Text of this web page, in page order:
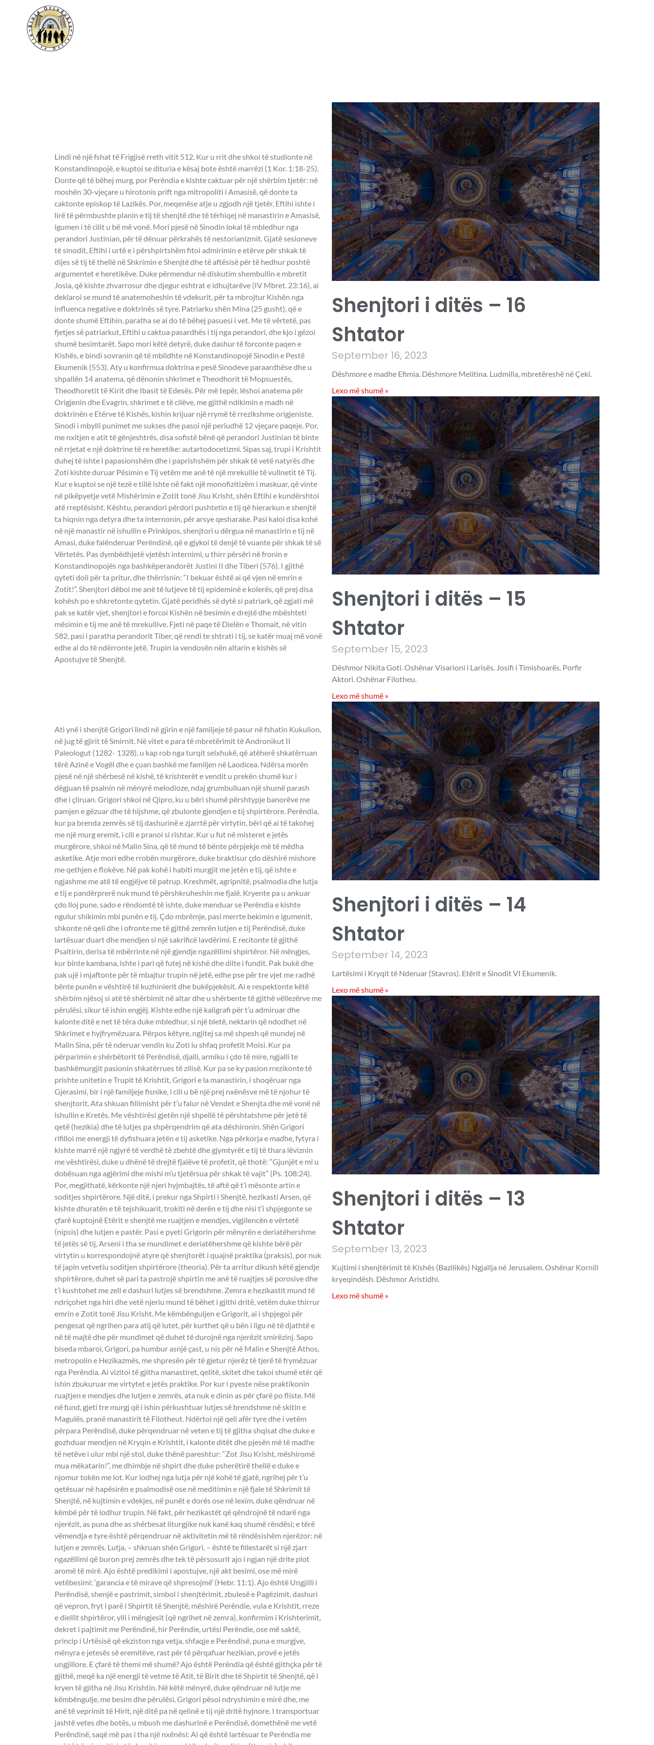
Lindi në një fshat të Frigjisë rreth vitit 512. Kur u rrit dhe shkoi të studionte në
Konstandinopojë, e kuptoi se dituria e kësaj bote është marrëzi (1 Kor. 1:18-25).
Donte që të bëhej murg, por Perëndia e kishte caktuar për një shërbim tjetër: në
moshën 30-vjeçare u hirotonis prift nga mitropoliti i Amasisë, që donte ta
caktonte episkop të Lazikës. Por, meqenëse atje u zgjodh një tjetër, Eftihi ishte i
lirë të përmbushte planin e tij të shenjtë dhe të tërhiqej në manastirin e Amasisë,
igumen i të cilit u bë më vonë. Mori pjesë në Sinodin lokal të mbledhur nga
perandori Justinian, për të dënuar përkrahës të nestorianizmit. Gjatë sesioneve
të sinodit, Eftihi i urtë e i përshpirtshëm fitoi admirimin e etërve për shkak të
dijes së tij të thellë në Shkrimin e Shenjtë dhe të aftësisë për të hedhur poshtë
argumentet e heretikëve. Duke përmendur në diskutim shembullin e mbretit
Josia, që kishte zhvarrosur dhe djegur eshtrat e idhujtarëve (IV Mbret. 23:16), ai
deklaroi se mund të anatemoheshin të vdekurit, për ta mbrojtur Kishën nga
influenca negative e doktrinës së tyre. Patriarku shën Mina (25 gusht), që e
donte shumë Eftihin, paratha se ai do të bëhej pasuesi i vet. Me të vërtetë, pas
fjetjes së patriarkut, Eftihi u caktua pasardhës i tij nga perandori, dhe kjo i gëzoi
shumë besimtarët. Sapo mori këtë detyrë, duke dashur të forconte paqen e
Kishës, e bindi sovranin që të mblidhte në Konstandinopojë Sinodin e Pestë
Ekumenik (553). Aty u konfirmua doktrina e pesë Sinodeve paraardhëse dhe u
shpallën 14 anatema, që dënonin shkrimet e Theodhorit të Mopsuestës,
Theodhoretit të Kirit dhe Ibasit të Edesës. Për më tepër, lëshoi anatema për
Origjenin dhe Evagrin, shkrimet e të cilëve, me gjithë ndikimin e madh në
doktrinën e Etërve të Kishës, kishin krijuar një rrymë të rrezikshme origjeniste.
Sinodi i mbylli punimet me sukses dhe pasoi një periudhë 12 vjeçare paqeje. Por,
me nxitjen e atit të gënjeshtrës, disa sofistë bënë që perandori Justinian të binte
në rrjetat e një doktrine të re heretike: autartodocetizmi. Sipas saj, trupi i Krishtit
duhej të ishte i papasionshëm dhe i paprishshëm për shkak të vetë natyrës dhe
Zoti kishte duruar Pësimin e Tij vetëm me anë të një mrekullie të vullnetit të Tij.
Kur e kuptoi se një tezë e tillë ishte në fakt një monofizitizëm i maskuar, që vinte
në pikëpyetje vetë Mishërimin e Zotit tonë Jisu Krisht, shën Eftihi e kundërshtoi
atë rreptësisht. Kështu, perandori përdori pushtetin e tij që hierarkun e shenjtë
ta hiqnin nga detyra dhe ta internonin, për arsye qesharake. Pasi kaloi disa kohë
në një manastir në ishullin e Prinkipos, shenjtori u dërgua në manastirin e tij në
Amasi, duke falënderuar Perëndinë, që e gjykoi të denjë të vuante për shkak të së
Vërtetës. Pas dymbëdhjetë vjetësh internimi, u thirr përsëri në fronin e
Konstandinopojës nga bashkëperandorët Justini II dhe Tiberi (576). I gjithë
qyteti doli për ta pritur, dhe thërrisnin: “I bekuar është ai që vjen në emrin e
Zotit!”. Shenjtori dëboi me anë të lutjeve të tij epideminë e kolerës, që prej disa
kohësh po e shkretonte qytetin. Gjatë peridhës së dytë si patriark, që zgjati më
pak se katër vjet, shenjtori e forcoi Kishën në besimin e drejtë dhe mbështeti
mësimin e tij me anë të mrekullive. Fjeti në paqe të Dielën e Thomait, në vitin
582, pasi i paratha perandorit Tiber, që rendi te shtrati i tij, se katër muaj më vonë
edhe ai do të ndërronte jetë. Trupin ia vendosën nën altarin e kishës së
Apostujve të Shenjtë.
Ati ynë i shenjtë Grigori lindi në gjirin e një familjeje të pasur në fshatin Kukulion, në jug të gjirit të Smirnit. Në vitet e para të mbretërimit të Andronikut II Paleologut (1282- 1328), u kap rob nga turqit selxhukë, që atëherë shkatërruan tërë Azinë e Vogël dhe e çuan bashkë me familjen në Laodicea. Ndërsa morën pjesë në një shërbesë në kishë, të krishterët e vendit u prekën shumë kur i dëgjuan të psalnin në mënyrë melodioze, ndaj grumbulluan një shumë parash dhe i çliruan. Grigori shkoi në Qipro, ku u bëri shumë përshtypje banorëve me pamjen e gëzuar dhe të hijshme, që zbulonte gjendjen e tij shpirtërore. Perëndia, kur pa brenda zemrës së tij dashurinë e zjarrtë për virtytin, bëri që ai të takohej me një murg eremit, i cili e pranoi si rishtar. Kur u fut në misteret e jetës murgërore, shkoi në Malin Sina, që të mund të bënte përpjekje më të mëdha asketike. Atje mori edhe rrobën murgërore, duke braktisur çdo dëshirë mishore me qethjen e flokëve. Në pak kohë i habiti murgjit me jetën e tij, që ishte e ngjashme me atë të engjëjve të patrup. Kreshmët, agripnitë, psalmodia dhe lutja e tij e pandërprerë nuk mund të përshkruheshin me fjalë. Kryente pa u ankuar çdo lloj pune, sado e rëndomtë të ishte, duke menduar se Perëndia e kishte ngulur shikimin mbi punën e tij. Çdo mbrëmje, pasi merrte bekimin e igumenit, shkonte në qeli dhe i ofronte me të gjithë zemrën lutjen e tij Perëndisë, duke lartësuar duart dhe mendjen si një sakrificë lavdërimi. E recitonte të gjithë Psaltirin, derisa të mbërrinte në një gjendje ngazëllimi shpirtëror. Në mëngjes, kur binte kambana, ishte i pari që futej në kishë dhe dilte i fundit. Pak bukë dhe pak ujë i mjaftonte për të mbajtur trupin në jetë, edhe pse për tre vjet me radhë bënte punën e vështirë të kuzhinierit dhe bukëpjekësit. Ai e respektonte këtë shërbim njësoj si atë të shërbimit në altar dhe u shërbente të gjithë vëllezërve me përulësi, sikur të ishin engjëj. Kishte edhe një kaligrafi për t’u admiruar dhe kalonte ditë e net të tëra duke mbledhur, si një bletë, nektarin që ndodhet në Shkrimet e hyjfrymëzuara. Përpos këtyre, ngjitej sa më shpesh që mundej në Malin Sina, për të nderuar vendin ku Zoti iu shfaq profetit Moisi. Kur pa përparimin e shërbëtorit të Perëndisë, djalli, armiku i çdo të mire, ngjalli te bashkëmurgjit pasionin shkatërrues të zilisë. Kur pa se ky pasion rrezikonte të prishte unitetin e Trupit të Krishtit, Grigori e la manastirin, i shoqëruar nga Gjerasimi, bir i një familjeje fisnike, i cili u bë një prej nxënësve më të njohur të shenjtorit. Ata shkuan fillimisht për t’u falur në Vendet e Shenjta dhe më vonë në ishullin e Kretës. Me vështirësi gjetën një shpellë të përshtatshme për jetë të qetë (hezikia) dhe të lutjes pa shpërqendrim që ata dëshironin. Shën Grigori rifilloi me energji të dyfishuara jetën e tij asketike. Nga përkorja e madhe, fytyra i kishte marrë një ngjyrë të verdhë të zbehtë dhe gjymtyrët e tij të thara lëviznin me vështirësi, duke u dhënë të drejtë fjalëve të profetit, që thotë: “Gjunjët e mi u dobësuan nga agjërimi dhe mishi m’u tjetërsua për shkak të vajit” (Ps. 108:24). Por, megjithatë, kërkonte një njeri hyjmbajtës, të aftë që t’i mësonte artin e soditjes shpirtërore. Një ditë, i prekur nga Shpirti i Shenjtë, hezikasti Arsen, që kishte dhuratën e të tejshikuarit, trokiti në derën e tij dhe nisi t’i shpjegonte se çfarë kuptojnë Etërit e shenjtë me ruajtjen e mendjes, vigjilencën e vërtetë (nipsis) dhe lutjen e pastër. Pasi e pyeti Grigorin për mënyrën e deriatëhershme të jetës së tij, Arseni i tha se mundimet e deriatëhershme që kishte bërë për virtytin u korrespondojnë atyre që shenjtorët i quajnë praktika (praksis), por nuk të japin vetvetiu soditjen shpirtërore (theoria). Për ta arritur dikush këtë gjendje shpirtërore, duhet së pari ta pastrojë shpirtin me anë të ruajtjes së porosive dhe t’i kushtohet me zell e dashuri lutjes së brendshme. Zemra e hezikastit mund të ndriçohet nga hiri dhe vetë njeriu mund të bëhet i gjithi dritë, vetëm duke thirrur emrin e Zotit tonë Jisu Krisht. Me këmbënguljen e Grigorit, ai i shpjegoi për pengesat që ngrihen para atij që lutet, për kurthet që u bën i ligu në të djathtë e në të majtë dhe për mundimet që duhet të durojnë nga njerëzit smirëzinj. Sapo biseda mbaroi, Grigori, pa humbur asnjë çast, u nis për në Malin e Shenjtë Athos, metropolin e Hezikazmës, me shpresën për të gjetur njerëz të tjerë të frymëzuar nga Perëndia. Ai vizitoi të gjitha manastiret, qelitë, skitet dhe takoi shumë etër që ishin zbukuruar me virtytet e jetës praktike. Por kur i pyeste nëse praktikonin ruajtjen e mendjes dhe lutjen e zemrës, ata nuk e dinin as për çfarë po fliste. Më në fund, gjeti tre murgj që i ishin përkushtuar lutjes së brendshme në skitin e Magulës, pranë manastirit të Filotheut. Ndërtoi një qeli afër tyre dhe i vetëm përpara Perëndisë, duke përqendruar në veten e tij të gjitha shqisat dhe duke e gozhduar mendjen në Kryqin e Krishtit, i kalonte ditët dhe pjesën më të madhe të netëve i ulur mbi një stol, duke thënë pareshtur: “Zot Jisu Krisht, mëshiromë mua mëkatarin!”, me dhimbje në shpirt dhe duke psherëtirë thellë e duke e njomur tokën me lot. Kur lodhej nga lutja për një kohë të gjatë, ngrihej për t’u qetësuar në hapësirën e psalmodisë ose në meditimin e një fjale të Shkrimit të Shenjtë, në kujtimin e vdekjes, në punët e dorës ose në lexim, duke qëndruar në këmbë për të lodhur trupin. Në fakt, për hezikastët që qëndrojnë të ndarë nga njerëzit, as puna dhe as shërbesat liturgjike nuk kanë kaq shumë rëndësi; e tërë vëmendja e tyre është përqendruar në aktivitetin më të rëndësishëm njerëzor: në lutjen e zemrës. Lutja, – shkruan shën Grigori, – është te fillestarët si një zjarr ngazëllimi që buron prej zemrës dhe tek të përsosurit ajo i ngjan një drite plot aromë të mirë. Ajo është predikimi i apostujve, një akt besimi, ose më mirë vetëbesimi: ‘garancia e të mirave që shpresojmë’ (Hebr. 11:1). Ajo është Ungjilli i Perëndisë, shenjë e pastrimit, simbol i shenjtërimit, zbulesë e Pagëzimit, dashuri që vepron, fryt i parë i Shpirtit të Shenjtë, mëshirë Perëndie, vula e Krishtit, rreze e diellit shpirtëror, ylli i mëngjesit (që ngrihet në zemra), konfirmim i Krishterimit, dekret i pajtimit me Perëndinë, hir Perëndie, urtësi Perëndie, ose më saktë, princip i Urtësisë që ekziston nga vetja, shfaqje e Perëndisë, puna e murgjve, mënyra e jetesës së eremitëve, rast për të përqafuar hezikian, provë e jetës ungjillore. E çfarë të themi më shumë? Ajo është Perëndia që është gjithçka për të gjithë, meqë ka një energji të vetme të Atit, të Birit dhe të Shpirtit të Shenjtë, që i kryen të gjitha në Jisu Krishtin. Në këtë mënyrë, duke qëndruar në lutje me këmbëngulje, me besim dhe përulësi, Grigori pësoi ndryshimin e mirë dhe, me anë të veprimit të Hirit, një ditë pa në qelinë e tij një dritë hyjnore. I transportuar jashtë vetes dhe botës, u mbush me dashurinë e Perëndisë, domethënë me vetë Perëndinë, saqë më pas i tha një nxënësi: Ai që është lartësuar te Perëndia me anë të kësaj ngritjeje të shenjtë, nga praktika drejt soditjes (theoria), shikon me anë të hirit të Shpirtit të Shenjtë të gjithë krijesën të shkëlqejë si në një pasqyrë. Kur dilte nga qelia, fytyra i shkëlqente nga gëzimi dhe pohonte se, shpirti që digjet nga dashuria për Perëndinë, nuk mund të fshihet nga njerëzit e tjerë. Në fakt, zemra që ngazëllohet dhe frymëzohet nga gëzimi nën efektin e Hirit, bën që fytyra të shkëlqejë si shenjë e tepricës së tij, ashtu sikundër thotë fjala e të urtit: “Zemra e gëzuar e zbukuron fytyrën” (Fja. Urt. 15:13). Një ditë, shën Kalisti, nxënësi dhe biografi i tij, kërkoi të mësonte se si arrihet që të shohësh ngjalljen e shpirtit tënd. Shenjtori u përgjigj: Kur shpirti përdor të gjithë zellin e tij dhe lufton me përulësi për fitimin e virtyteve praktike, i përmbys të gjitha pasionet dhe i nënshtron. Virtytet e natyrshme e rrethojnë njësoj si shpirti ndien trupin dhe e çojnë nëpërmjet një shkalle shpirtërore deri në gjendjen që e kapërcen natyrën. Dhe kur mendja (nous) lartësohet përmbi të, e ndriçuar e gjitha nga shkëlqimi i Shpirtit të Shenjtë sipas masës së hirit që ka marrë, shikon më qartë natyrën e qenieve, jo sipas mënyrës së të diturve të kësaj bote, por në një marrëdhënie esenciale me Krijuesin. Pas kësaj përparon në soditje dhe, duke u shtrirë pareshtur përpara, harron rrugën e përshkuar (Fil. 3:14) dhe shpirti braktis çdo lloj mendimi natyror dhe vjen në një bashkëbisedim të parrëfyer dot me fjalë me Perëndinë, i zhveshur nga çdo lloj mendimi dhe forme. I ndriçuar prej dritës së pafund, nuk ndien më asgjë nga trupi material dhe tokësor dhe e gjen veten të rrëmbyer te Perëndia në një vrull të pandalshëm dashurie. Në këtë mënyrë, me anë të praktikimit këmbëngulës të lutjes së brendshme, mbërrin në një shkallë kaq të lartë shpirtërore, saqë njeriu, i rivendosur në lirinë e lavdishme të bijve të Perëndisë, mund të shikojë ngjalljen e shpirtit të tij përpara ngjalljes së ardhshme të përgjithshme. Me anë të aromës së mirë të virtyteve, Grigori hyjnor tërhiqte pranë vetes, si një magnet, një numër të madh murgjish të Malit të Shenjtë. Pamja e tij e gëzuar dhe lumturia që shprehte, dëshmonin sa pranë Perëndisë kishte arritur. Dhe, pasi dëgjonin mësimin e tij për jetën kontemplative dhe lutjen e zemrës, shumë nga ata linin etërit e tyre shpirtërorë për t’u drejtuar nga ai. Kur u fliste vizitorëve për pastrimin e shpirtit dhe mënyrën se si njeriu bëhet perëndi sipas hirit, atëherë, njësoj si në kohërat e apostujve, Shpirti i Shenjtë zbriste përmbi ta dhe mbusheshin me një dëshirë të shenjtë dhe të parezistueshme për të përqafuar në të njëjtën mënyrë këtë jetë qiellore. Me shumë përulësi dhe duke imituar Krishtin, shenjtori mikpriste me gëzim gjithë ata që shkonin tek ai me etje shpirtërore. Por i pranonte si nxënës, vetëm pasi i kishte provuar me ashpërsi në bindje dhe në përulësi. Demoni, i paaftë të ndalonte ndikimin e Grigorit, nxiti disa nga murgjit më të ditur të Malit të Shenjtë, të shtyrë nga xhel
Shenjtori i ditës – 16
Shtator
September 16, 2023
Dëshmore e madhe Efimia. Dëshmore Melitina. Ludmilla, mbretëreshë në Çeki.
Lexo më shumë »
Shenjtori i ditës – 15
Shtator
September 15, 2023
Dëshmor Nikita Goti. Oshënar Visarioni i Larisës. Josifi i Timishoarës. Porfir
Aktori. Oshënar Filotheu.
Lexo më shumë »
Shenjtori i ditës – 14
Shtator
September 14, 2023
Lartësimi i Kryqit të Nderuar (Stavros). Etërit e Sinodit VI Ekumenik.
Lexo më shumë »
Shenjtori i ditës – 13
Shtator
September 13, 2023
Kujtimi i shenjtërimit të Kishës (Bazilikës) Ngjallja në Jerusalem. Oshënar Kornili
kryeqindësh. Dëshmor Aristidhi.
Lexo më shumë »